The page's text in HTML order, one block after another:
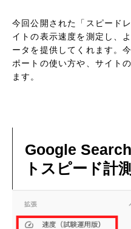
今回公開された「スピード
イトの表示速度を測定し、
ータを提供してくれます。
ポートの使い方や、サイト
ます。
Google
トスピード計